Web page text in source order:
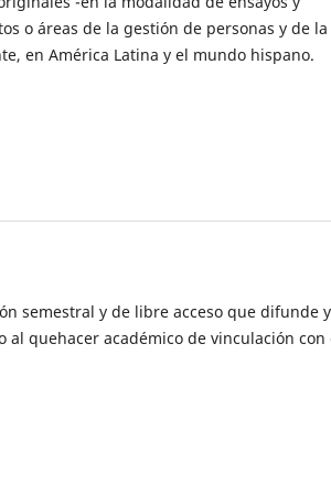
o áreas de la gestión de personas y de la
en América Latina y el mundo hispano.
semestral y de libre acceso que difunde y
quehacer académico de vinculación con